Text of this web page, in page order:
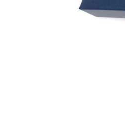
Acabamento
Gun Metal e Azul